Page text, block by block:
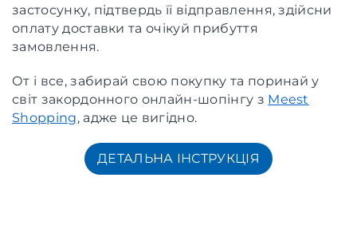
застосунку, підтвердь її відправлення, здійсни
оплату доставки та очікуй прибуття
замовлення.
От і все, забирай свою покупку та поринай у
світ закордонного онлайн-шопінгу з Meest
Shopping, адже це вигідно.
ДЕТАЛЬНА ІНСТРУКЦІЯ